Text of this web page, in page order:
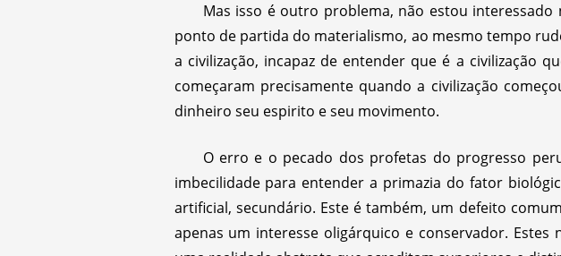
Mas isso é outro problema, não estou
ponto de partida do materialismo, ao mesmo tempo
a civilização, incapaz de entender que é a civilização
começaram precisamente quando a civilização
dinheiro seu espirito e seu movimento.
O erro e o pecado dos profetas do progresso
imbecilidade para entender a primazia do fator
artificial, secundário. Este é também, um defeito
apenas um interesse oligárquico e conservador.